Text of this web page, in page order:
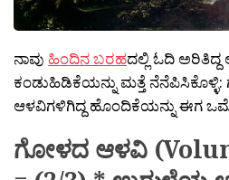
ನಾವು ಹಿಂದಿನ ಬರಹದಲ್ಲಿ ಓದಿ
ಕಂಡುಹಿಡಿಕೆಯನ್ನು ಮತ್ತೆ
ಆಳವಿಗಳಿಗಿದ್ದ ಹೊಂದಿಕೆಯನ್ನು ಈಗ
ಗೋಳದ ಆಳವಿ